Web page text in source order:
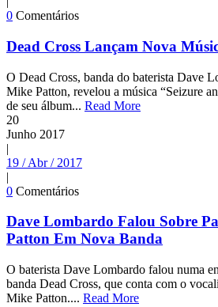
0 Comentários
Dead Cross Lançam Nova
O Dead Cross, banda do baterista Dave
Mike Patton, revelou a música “Seizure
de seu álbum... Read More
20
Junho 2017
|
19 / Abr / 2017
|
0 Comentários
Dave Lombardo Falou Sobre
Patton Em Nova Banda
O baterista Dave Lombardo falou numa
banda Dead Cross, que conta com o
Mike Patton.... Read More